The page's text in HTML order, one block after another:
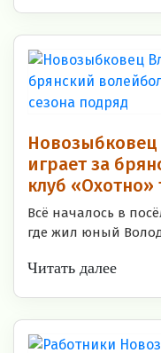
играет за
клуб
Всё началось в
где жил юный
Читать далее